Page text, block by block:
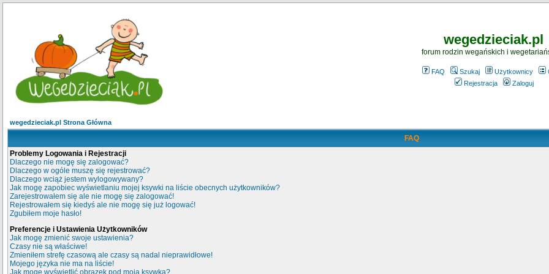
wegedzieciak.pl
forum rodzin wegańskich i
FAQ Szukaj Użytkownicy
Rejestracja
Zaloguj
wegedzieciak.pl Strona Główna
FAQ
Problemy Logowania i Rejestracji
Dlaczego nie mogę się zalogować?
Dlaczego w ogóle muszę się rejestrować?
Dlaczego wciąż jestem wylogowywany?
Jak mogę zapobiec wyświetlaniu mojej ksywki na liście obecnych użytkowników?
Zarejestrowałem się ale nie mogę się zalogować!
Rejestrowałem się kiedyś ale nie mogę się już logować!
Zgubiłem moje hasło!
Preferencje i Ustawienia Użytkowników
Jak mogę zmienić swoje ustawienia?
Czasy nie są właściwe!
Zmieniłem strefę czasową ale czasy są nadal nieprawidłowe!
Mojego języka nie ma na liście!
Jak mogę wyświetlić obrazek pod moją ksywką?